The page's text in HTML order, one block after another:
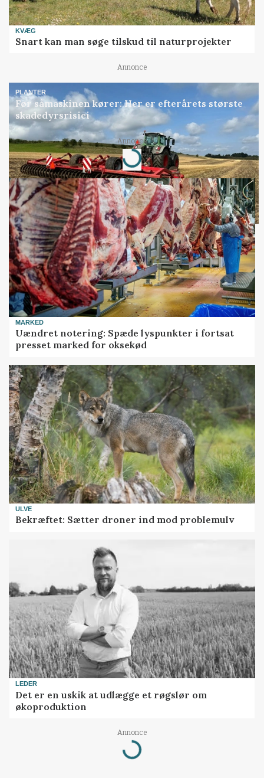
KVÆG
Snart kan man søge tilskud til naturprojekter
Annonce
PLANTER
Før såmaskinen kører: Her er efterårets største
skadedyrsrisici
Annonce
Loading...
MARKED
Uændret notering: Spæde lyspunkter i fortsat
presset marked for oksekød
ULVE
Bekræftet: Sætter droner ind mod problemulv
LEDER
Det er en uskik at udlægge et røgslør om
økoproduktion
Annonce
Loading...